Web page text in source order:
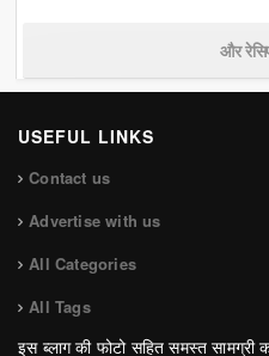
और
USEFUL LINKS
Contact us
Advertise with us
All Categories
All Tags
इस ब्लाग की फोटो सहित समस्त सामग्री